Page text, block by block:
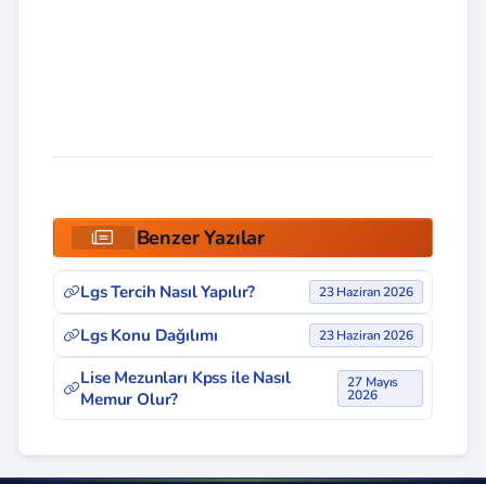
Benzer Yazılar
Lgs Tercih Nasıl Yapılır? 23 Haziran 2026
Lgs Konu Dağılımı 23 Haziran 2026
Lise Mezunları Kpss ile Nasıl
Memur Olur?
27 Mayıs
2026